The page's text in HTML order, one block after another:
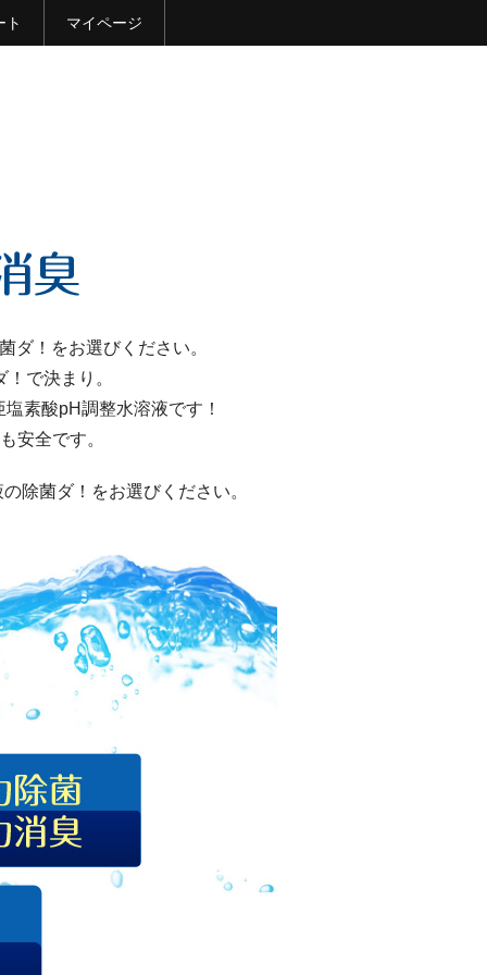
ト マイページ
ダ！をお選びください。
で決まり。
素酸pH調整水溶液です！
安全です。
除菌ダ！をお選びください。